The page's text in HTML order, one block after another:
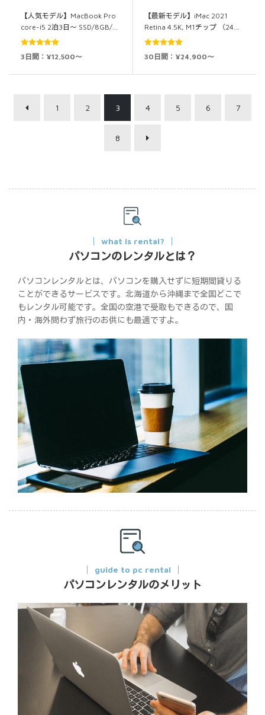
【人気モデル】MacBook Pro
core-i5 2泊3日～ SSD/8GB/…
5段階中
3日間：¥12,500～
【最新モデル】iMac 2021
Retina 4.5K, M1チップ （24…
5段階中 5.00
30日間：¥24,900～
1 2 3 4 5 6 7
8
what is rental?
パソコンのレンタルとは？
パソコンレンタルとは、パソコンを購入せずに短期間貸りる
ことができるサービスです。北海道から沖縄まで全国どこで
もレンタル可能です。全国の空港で受取もできるので、国
内・海外問わず旅行のお供にも最適ですよ。
guide to pc rental
パソコンレンタルのメリット